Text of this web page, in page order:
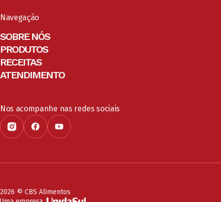
Navegação
SOBRE NÓS
PRODUTOS
RECEITAS
ATENDIMENTO
Nos acompanhe nas redes sociais
2026 © CBS Alimentos